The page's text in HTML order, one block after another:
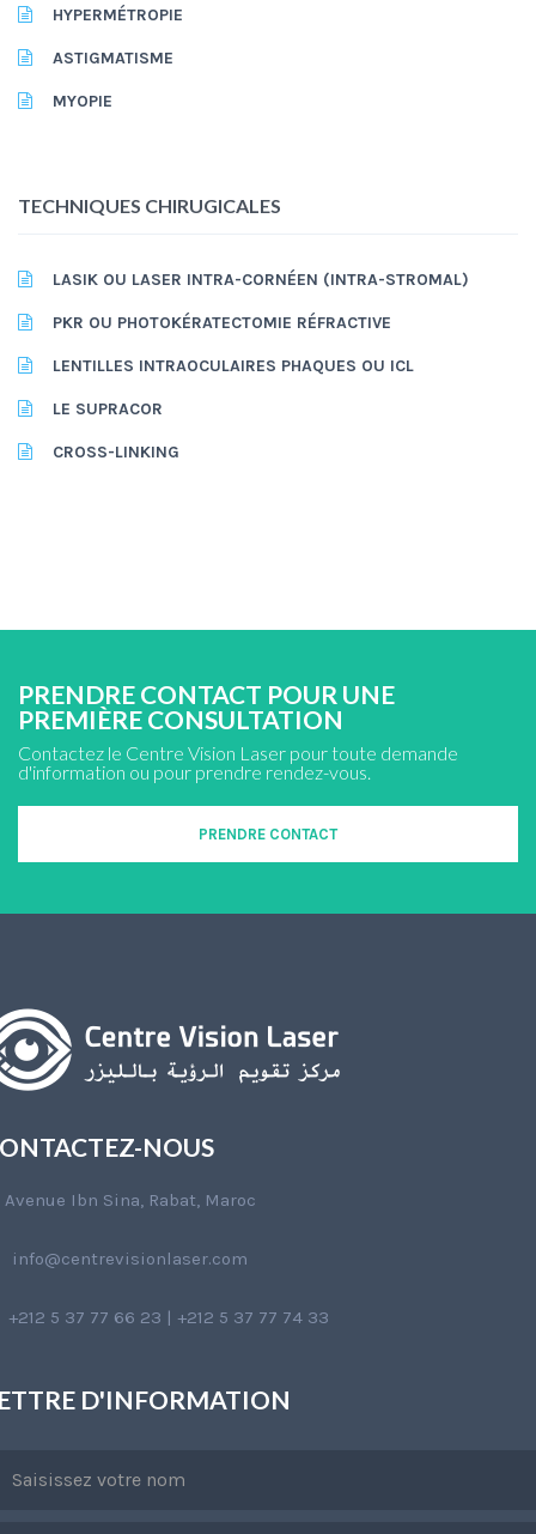
HYPERMÉTROPIE
ASTIGMATISME
MYOPIE
TECHNIQUES CHIRUGICALES
LASIK OU LASER INTRA-CORNÉEN (INTRA-STROMAL)
PKR OU PHOTOKÉRATECTOMIE RÉFRACTIVE
LENTILLES INTRAOCULAIRES PHAQUES OU ICL
LE SUPRACOR
CROSS-LINKING
PRENDRE CONTACT POUR UNE
PREMIÈRE CONSULTATION
Contactez le Centre Vision Laser pour toute demande
d'information ou pour prendre rendez-vous.
PRENDRE CONTACT
NOUS
Avenue Ibn Sina, Rabat, Maroc
info@centrevisionlaser.com
+212 5 37 77 66 23 | +212 5 37 77 74 33
D'INFORMATION